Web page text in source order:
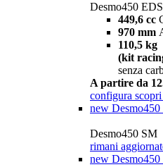
Desmo450 EDS
449,6 cc
970 mm
110,5 kg
(kit
senza
A partire da
configura
new
Desmo450 SM
rimani
new